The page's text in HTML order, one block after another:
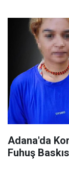
Adana'da
Fuhuş